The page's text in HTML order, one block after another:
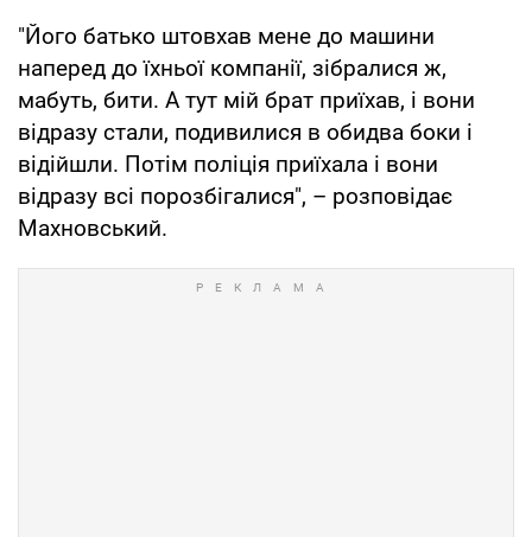
"Його батько штовхав мене до машини
наперед до їхньої компанії, зібралися ж,
мабуть, бити. А тут мій брат приїхав, і вони
відразу стали, подивилися в обидва боки і
відійшли. Потім поліція приїхала і вони
відразу всі порозбігалися", – розповідає
Махновський.